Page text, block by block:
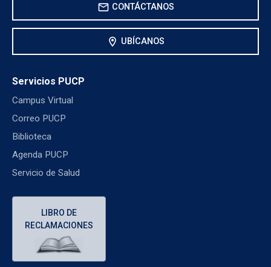
mail CONTÁCTANOS
location_on UBÍCANOS
Servicios PUCP
Campus Virtual
Correo PUCP
Biblioteca
Agenda PUCP
Servicio de Salud
LIBRO DE
RECLAMACIONES